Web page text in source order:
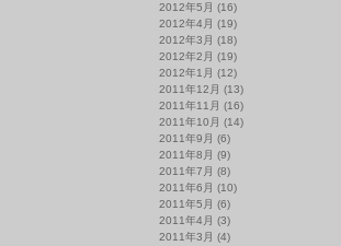
2012年5月 (16)
2012年4月 (19)
2012年3月 (18)
2012年2月 (19)
2012年1月 (12)
2011年12月 (13)
2011年11月 (16)
2011年10月 (14)
2011年9月 (6)
2011年8月 (9)
2011年7月 (8)
2011年6月 (10)
2011年5月 (6)
2011年4月 (3)
2011年3月 (4)